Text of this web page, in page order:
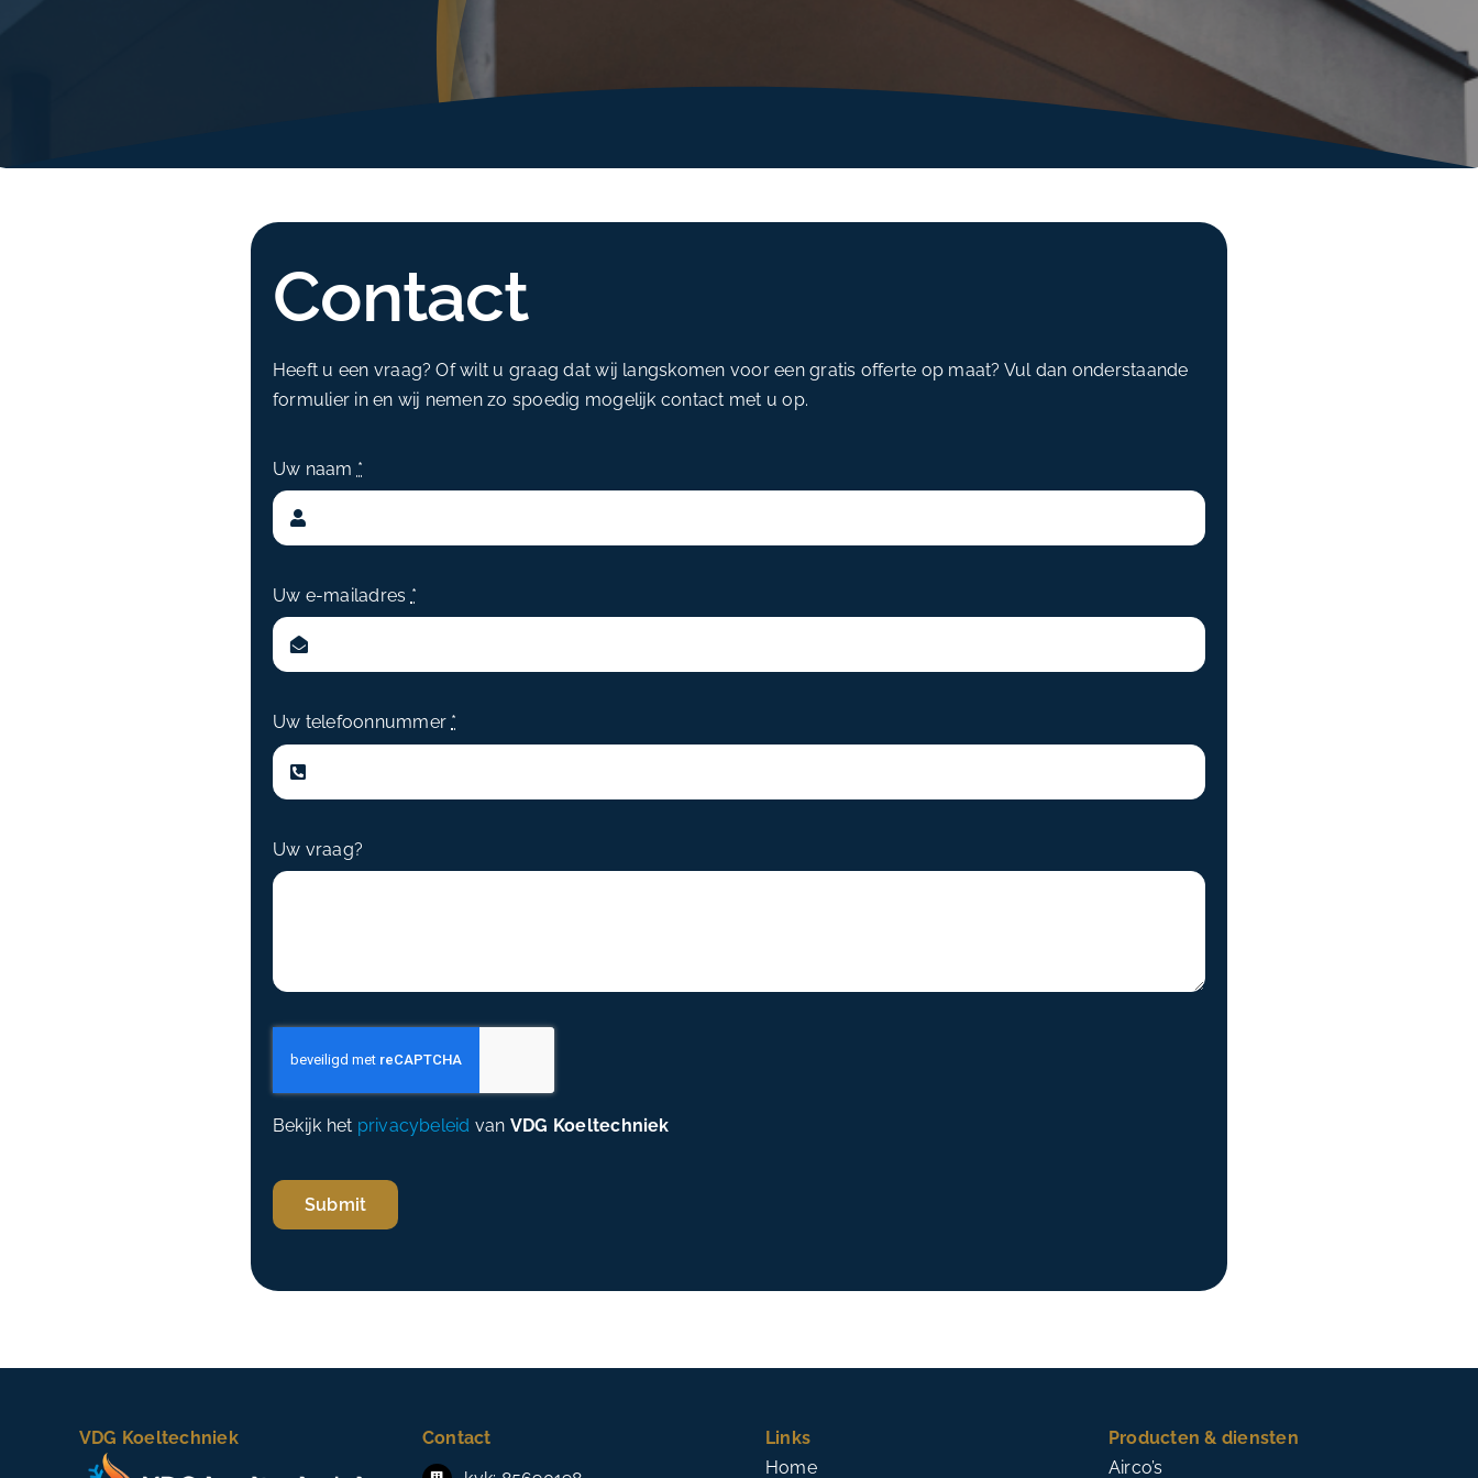
Contact
Heeft u een vraag? Of wilt u graag dat wij langskomen voor een gratis offerte op maat? Vul dan onderstaande
formulier in en wij nemen zo spoedig mogelijk contact met u op.
Uw naam *
Uw e-mailadres *
Uw telefoonnummer *
Uw vraag?
Bekijk het privacybeleid van VDG Koeltechniek
Submit
VDG Koeltechniek
Contact
Links
Home
Producten & diensten
Airco’s